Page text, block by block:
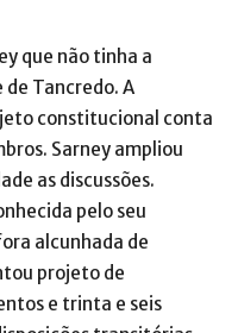
que não tinha a
Tancredo. A
constitucional conta
Sarney ampliou
as discussões.
pelo seu
alcunhada de
projeto de
e trinta e seis